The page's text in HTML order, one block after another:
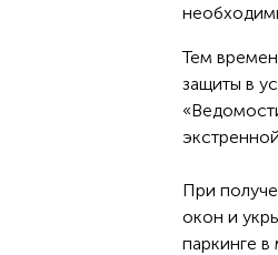
Тем
защиты в
При
окон и
паркинге